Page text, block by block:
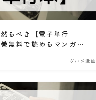
るべき【電子単行
無料で読めるマンガサ
比較情報
グルメ漫画